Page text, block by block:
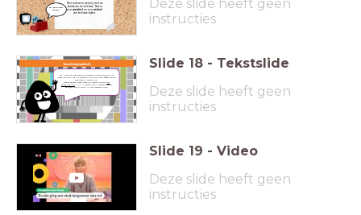
Niet iedereen was blij met de
komst van de televisie. Noem
eenvoordeelen eennadeel
van televisie kijken.
Tip! Lees de tekst
nog eens.
Deze slide heeft geen
instructies
Verwerkingsopdracht
Op 5 januari 1981 was de allereerste uitzending van het
Jeugdjournaal. Op de volgende slide zie je een aflevering van
deze eerste uitzending.
Bekijk ook een meest recente uitzending vanhet
Jeugdjournaal. Kun jij verschillen of overeenkomsten
spotten? Schrijf ze op in je projectschriftje.
Slide 18 - Tekstslide
Deze slide heeft geen
instructies
Slide 19 - Video
Deze slide heeft geen
instructies